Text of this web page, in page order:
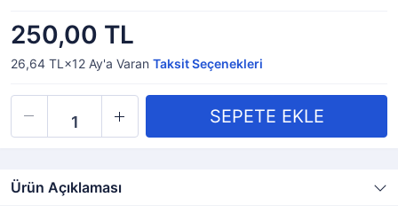
250,00 TL
26,64 TL×12 Ay'a Varan Taksit Seçenekleri
Ürün Açıklaması